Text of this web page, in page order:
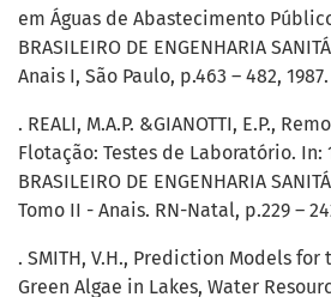
em Águas de Abastecimento
BRASILEIRO DE ENGENHARIA
Anais I, São Paulo, p.463 – 482, 1987.
. REALI, M.A.P. &GIANOTTI, E.P.,
Flotação: Testes de Laboratório. In:
BRASILEIRO DE ENGENHARIA
Tomo II - Anais. RN-Natal, p.229 –
. SMITH, V.H., Prediction Models
Green Algae in Lakes, Water